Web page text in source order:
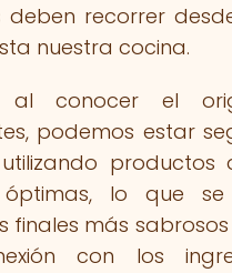
deben recorrer
nuestra cocina.
al conocer el
podemos estar
óptimas, lo que
finales más
con los